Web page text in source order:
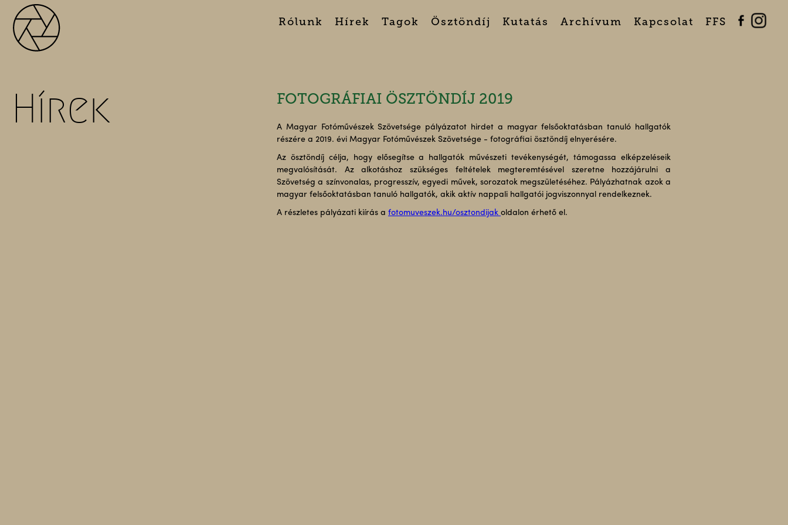
Rólunk Hírek Tagok Ösztöndíj Kutatás Archívum Kapcsolat FFS
Hírek FOTOGRÁFIAI ÖSZTÖNDÍJ 2019
A Magyar Fotóművészek Szövetsége pályázatot hirdet a magyar felsőoktatásban tanuló hallgatók
részére a 2019. évi Magyar Fotóművészek Szövetsége - fotográfiai ösztöndíj elnyerésére.
Az ösztöndíj célja, hogy elősegítse a hallgatók művészeti tevékenységét, támogassa elképzeléseik
megvalósítását. Az alkotáshoz szükséges feltételek megteremtésével szeretne hozzájárulni a
Szövetség a színvonalas, progresszív, egyedi művek, sorozatok megszületéséhez. Pályázhatnak azok a
magyar felsőoktatásban tanuló hallgatók, akik aktív nappali hallgatói jogviszonnyal rendelkeznek.
A részletes pályázati kiírás a fotomuveszek.hu/osztondijak oldalon érhető el.